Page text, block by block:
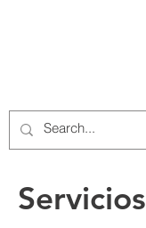
Servicios